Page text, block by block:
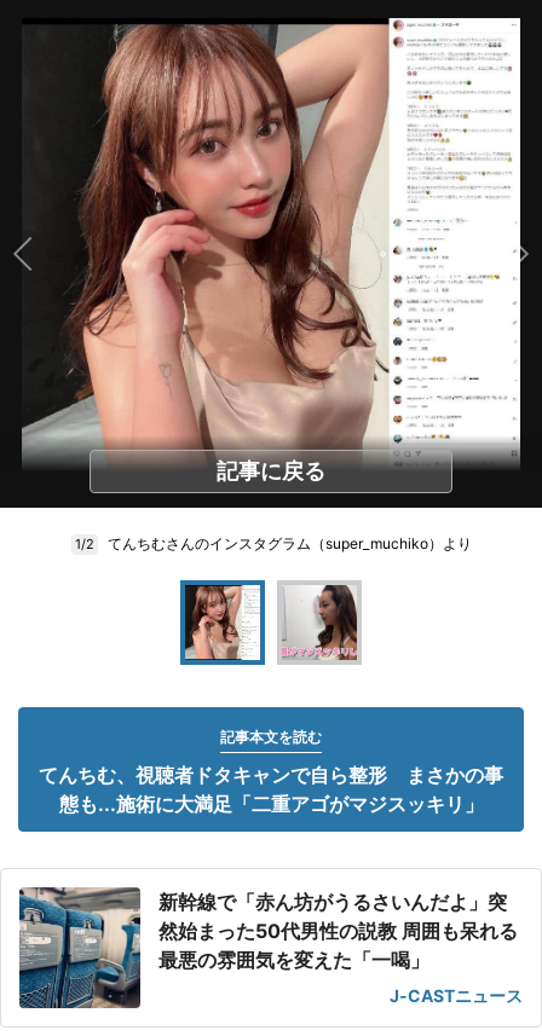
記事に戻る
1/2 てんちむさんのインスタグラム（super_muchiko）より
記事本文を読む
てんちむ、視聴者ドタキャンで自ら整形 まさかの事
態も...施術に大満足「二重アゴがマジスッキリ」
新幹線で「赤ん坊がうるさいんだよ」突
然始まった50代男性の説教 周囲も呆れる
最悪の雰囲気を変えた「一喝」
J-CASTニュース